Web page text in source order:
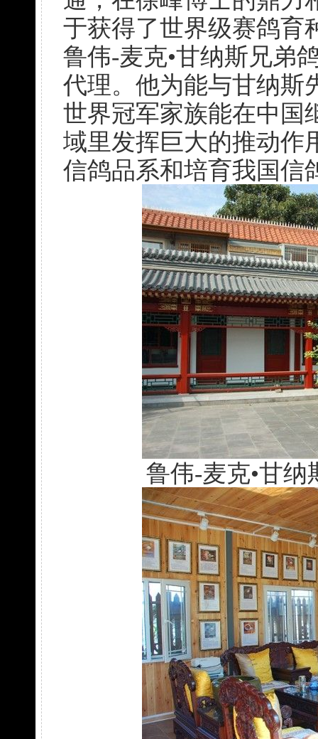
于获得了世界级赛鸽育
鲁伟-麦克•甘纳斯兄弟
代理。他为能与甘纳斯
世界冠军家族能在中国
域里发挥巨大的推动作
信鸽品系和培育我国信
鲁伟-麦克•甘